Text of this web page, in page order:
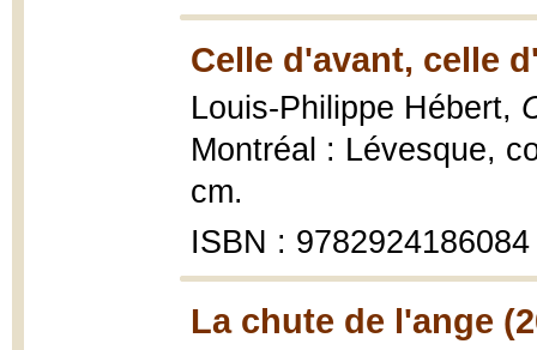
Celle d'avant, celle
Louis-Philippe Hébert,
Montréal : Lévesque,
cm.
ISBN : 9782924186084
La chute de l'ange